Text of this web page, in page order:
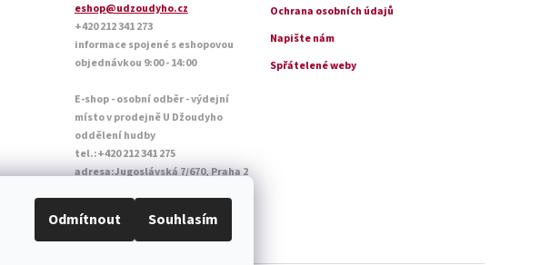
Odmítnout Souhlasím
eshop@udzoudyho.cz
+420 212 341 273
informace spojené s eshopovou
objednávkou 9:00 - 14:00
E-shop - osobní odběr - výdejní
místo v prodejně U Džoudyho
oddělení hudby
tel.:+420 212 341 275
adresa:Jugoslávská 7/670, Praha 2
Ochrana osobních údajů
Napište nám
Spřátelené weby